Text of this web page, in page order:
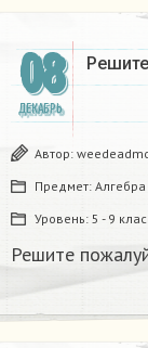
08
ДЕКАБРЬ
Автор:
Предмет: Алгебра
Уровень: 5 - 9
Решите